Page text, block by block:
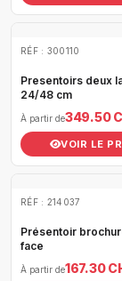
RÉF : 300110
Presentoirs deux
24/48 cm
À partir de349.50
VOIR LE
RÉF : 214037
Présentoir
face
À partir de167.30